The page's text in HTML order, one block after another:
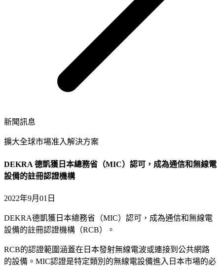
新聞訊息
擴大全球市場准入解決方案
DEKRA 德凱獲日本總務省（MIC）認可，成為通信和無線電
設備的註冊認證機構
2022年9月01日
DEKRA德凱獲日本總務省（MIC）認可，成為通信和無線電
設備的註冊認證機構（RCB）。
RCB的認證範圍涵蓋在日本發射無線電波或連接到公共網路
的設備。MIC認證是特定類別的無線電設備進入日本市場的必